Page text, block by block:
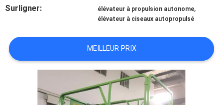
CONTACTER
NOUVELLES
Surligner: élévateur à propulsion autonome,
élévateur à ciseaux autopropulsé
MEILLEUR PRIX